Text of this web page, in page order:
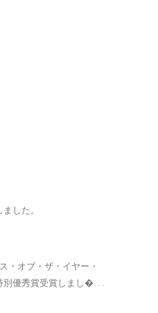
した。
・オブ・ザ・イヤー・
別優秀賞受賞しまし�. . .